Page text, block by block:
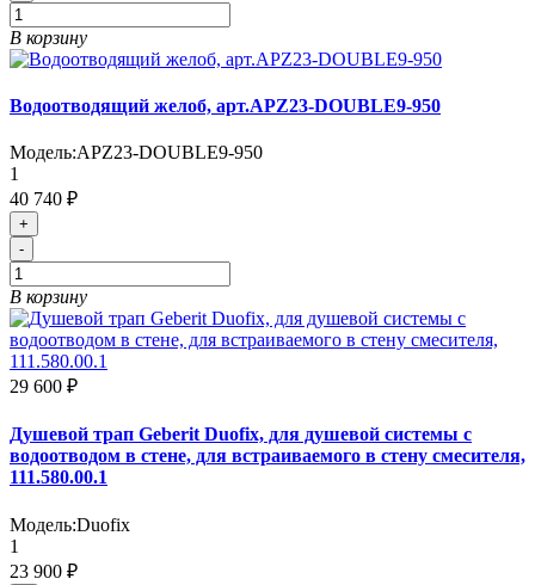
В корзину
Водоотводящий желоб, арт.APZ23-DOUBLE9-950
Модель:APZ23-DOUBLE9-950
1
40 740 ₽
+
-
В корзину
29 600 ₽
Душевой трап Geberit Duofix, для душевой системы с
водоотводом в стене, для встраиваемого в стену смесителя,
111.580.00.1
Модель:Duofix
1
23 900 ₽